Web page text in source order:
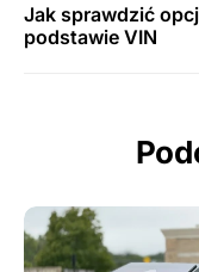
Jak sprawdzić
podstawie VIN